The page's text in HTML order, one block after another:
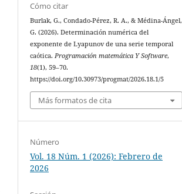
Cómo citar
Burlak, G., Condado-Pérez, R. A., & Médina-Ángel,
G. (2026). Determinación numérica del
exponente de Lyapunov de una serie temporal
caótica.Programación matemática Y Software,
18(1), 59–70.
https://doi.org/10.30973/progmat/2026.18.1/5
Más formatos de cita
Número
Vol. 18 Núm. 1 (2026): Febrero de
2026